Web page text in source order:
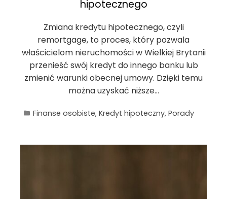
hipotecznego
Zmiana kredytu hipotecznego, czyli
remortgage, to proces, który pozwala
właścicielom nieruchomości w Wielkiej Brytanii
przenieść swój kredyt do innego banku lub
zmienić warunki obecnej umowy. Dzięki temu
można uzyskać niższe…
Finanse osobiste, Kredyt hipoteczny, Porady